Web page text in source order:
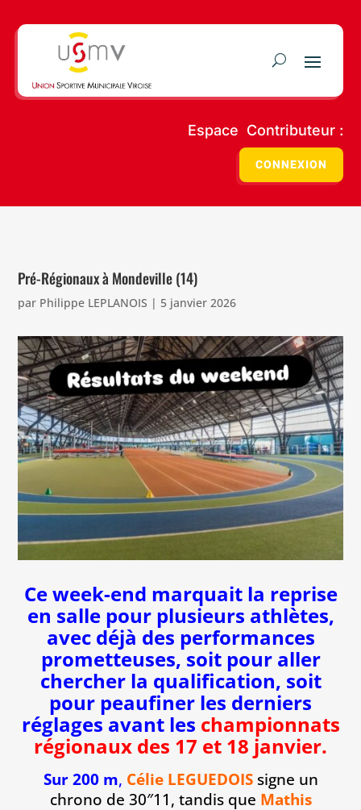
Espace Contributeur :
CONNEXION
Pré-Régionaux à Mondeville (14)
par Philippe LEPLANOIS | 5 janvier 2026
Ce week-end marquait la reprise
en salle pour plusieurs athlètes,
avec déjà des performances
prometteuses, soit pour aller
chercher la qualification, soit
pour peaufiner les derniers
réglages avant les championnats
régionaux des 17 et 18 janvier.
Sur 200 m, Célie LEGUEDOISsigne un
chrono de 30″11, tandis que Mathis